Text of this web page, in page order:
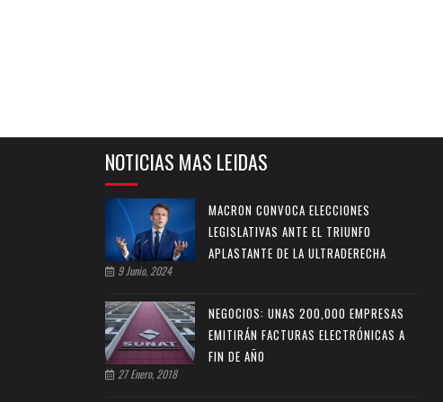
NOTICIAS MAS LEIDAS
MACRON CONVOCA ELECCIONES
LEGISLATIVAS ANTE EL TRIUNFO
APLASTANTE DE LA ULTRADERECHA
9 Junio, 2024
NEGOCIOS: UNAS 200,000 EMPRESAS
EMITIRÁN FACTURAS ELECTRÓNICAS A
FIN DE AÑO
27 Enero, 2018